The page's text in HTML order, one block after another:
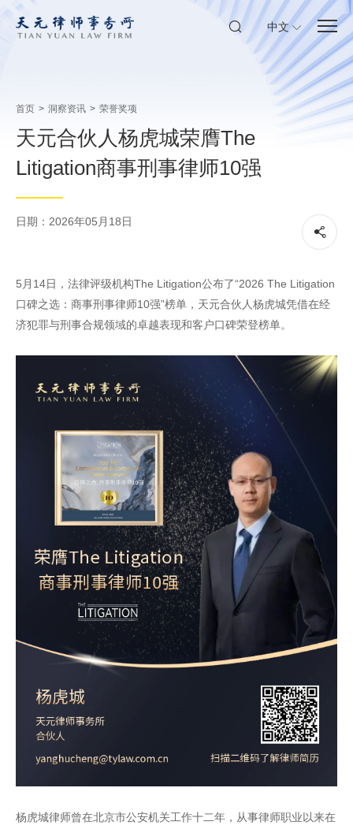
中文
首页 > 洞察资讯 > 荣誉奖项
天元合伙人杨虎城荣膺The
Litigation商事刑事律师10强
日期：2026年05月18日
5月14日，法律评级机构The Litigation公布了“2026 The Litigation
口碑之选：商事刑事律师10强”榜单，天元合伙人杨虎城凭借在经
济犯罪与刑事合规领域的卓越表现和客户口碑荣登榜单。
杨虎城律师曾在北京市公安机关工作十二年，从事律师职业以来在